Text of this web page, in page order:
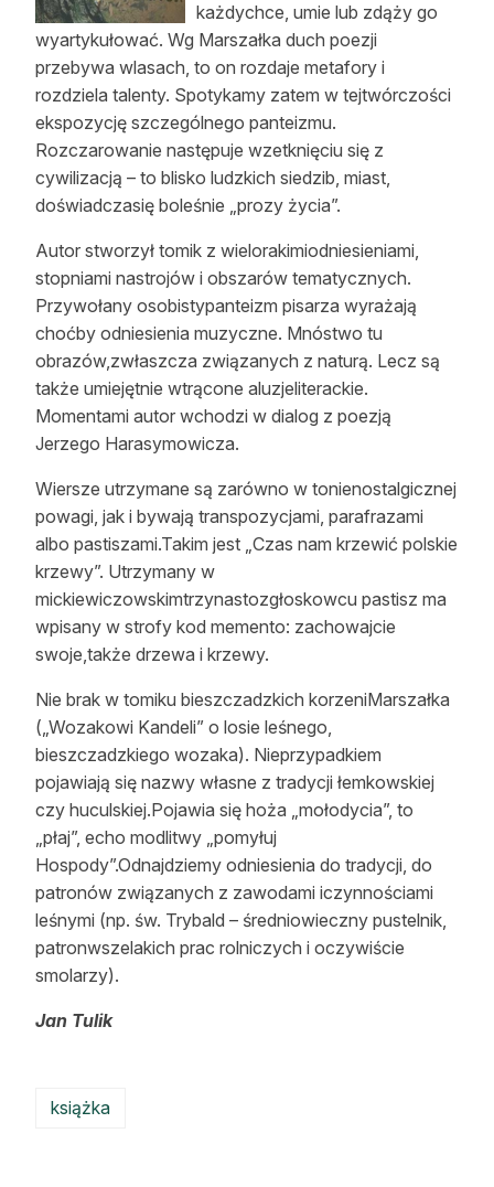
Kontakt
każdychce, umie lub zdąży go
wyartykułować. Wg Marszałka duch poezji
przebywa wlasach, to on rozdaje metafory i
rozdziela talenty. Spotykamy zatem w tejtwórczości
ekspozycję szczególnego panteizmu.
Rozczarowanie następuje wzetknięciu się z
cywilizacją – to blisko ludzkich siedzib, miast,
doświadczasię boleśnie „prozy życia”.
Autor stworzył tomik z wielorakimiodniesieniami,
stopniami nastrojów i obszarów tematycznych.
Przywołany osobistypanteizm pisarza wyrażają
choćby odniesienia muzyczne. Mnóstwo tu
obrazów,zwłaszcza związanych z naturą. Lecz są
także umiejętnie wtrącone aluzjeliterackie.
Momentami autor wchodzi w dialog z poezją
Jerzego Harasymowicza.
Wiersze utrzymane są zarówno w tonienostalgicznej
powagi, jak i bywają transpozycjami, parafrazami
albo pastiszami.Takim jest „Czas nam krzewić polskie
krzewy”. Utrzymany w
mickiewiczowskimtrzynastozgłoskowcu pastisz ma
wpisany w strofy kod memento: zachowajcie
swoje,także drzewa i krzewy.
Nie brak w tomiku bieszczadzkich korzeniMarszałka
(„Wozakowi Kandeli” o losie leśnego,
bieszczadzkiego wozaka). Nieprzypadkiem
pojawiają się nazwy własne z tradycji łemkowskiej
czy huculskiej.Pojawia się hoża „mołodycia”, to
„płaj”, echo modlitwy „pomyłuj
Hospody”.Odnajdziemy odniesienia do tradycji, do
patronów związanych z zawodami iczynnościami
leśnymi (np. św. Trybald – średniowieczny pustelnik,
patronwszelakich prac rolniczych i oczywiście
smolarzy).
Jan Tulik
książka